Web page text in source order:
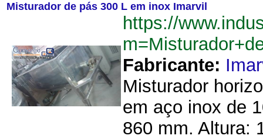
Misturador de pás 300 L em inox Imarvil
https://
Fabricante:
Misturador
em aço inox de
860 mm. Altura: